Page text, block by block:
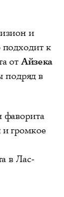
и
к
отАйзека
подряд в
фаворита
громкое
в Лас-